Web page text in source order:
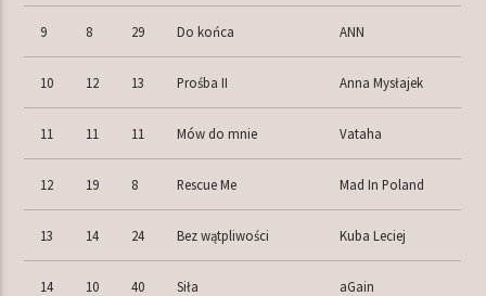
9 8 29 Do końca ANN
10 12 13 Prośba II Anna Mysłajek
11 11 11 Mów do mnie Vataha
12 19 8 Rescue Me Mad In Poland
13 14 24 Bez wątpliwości Kuba Leciej
14 10 40 Siła aGain